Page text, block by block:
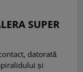
SUPER
datorată
și